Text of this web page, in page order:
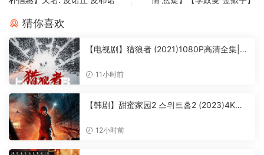
猜你喜欢
【电视剧】猎狼者 (2021)1080P高清全集|秦
上马、带上枪去捍卫使命的故事。又名: 狂
11小时前
【韩剧】甜蜜家园2 스위트홈2 (2023)4K高
珪瑛| 惊悚 / 恐怖|又名: 甜蜜家园 第二季|甜
12小时前